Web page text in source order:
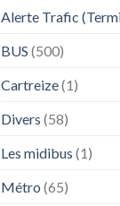
Alerte Trafic
BUS (500)
Cartreize(1)
Divers (58)
Les midibus (1)
Métro (65)